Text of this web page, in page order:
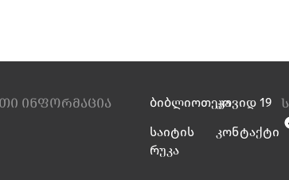
ინფორმაცია
ბიბლიოთეკა
საიტის
რუკა
კოვიდ 19
კონტაქტი